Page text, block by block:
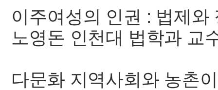
이주여성의 인권 : 법제와
노영돈 인천대 법학과 교
다문화 지역사회와 농촌